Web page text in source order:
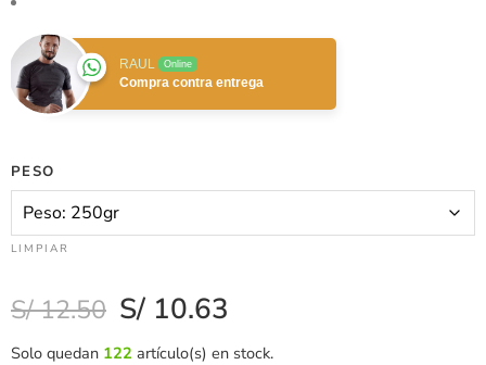
RAUL Online
Compra contra entrega
PESO
LIMPIAR
S/12.50 S/ 10.63
Solo quedan 122 artículo(s) en stock.